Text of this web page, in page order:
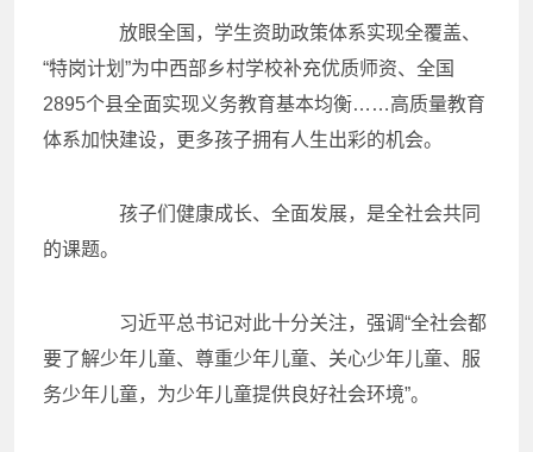
放眼全国，学生资助政策体系实现全覆盖、
“特岗计划”为中西部乡村学校补充优质师资、全国
2895个县全面实现义务教育基本均衡……高质量教育
体系加快建设，更多孩子拥有人生出彩的机会。
孩子们健康成长、全面发展，是全社会共同
的课题。
习近平总书记对此十分关注，强调“全社会都
要了解少年儿童、尊重少年儿童、关心少年儿童、服
务少年儿童，为少年儿童提供良好社会环境”。